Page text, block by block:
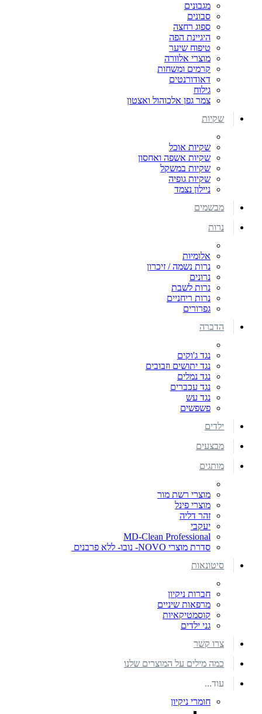
מגבונים
סבונים
ספוג רחצה
היגיינת הפה
טיפוח שיער
מוצרי אלוורה
קרמים ומשחות
דאודורנטים
גילוח
צמר גפן אלכוהול ואצטון
שקיות
שקיות אוכל
שקיות אשפה ואחסון
שקיות במשקל
שקיות גופיה
ניילון נצמד
מבשמים
נרות
אלומיות
נרות נשמה / זיכרון
נרונים
נרות לשבת
נרות ריחניים
גפרורים
הדברה
נגד ג'וקים
נגד יתושים וזבובים
נגד נמלים
נגד עכברים
נגד עש
פשפשים
ילדים
מבצעים
מותגים
מוצרי רשת מור
מוצרי פינל
זהר דליה
יעקבי
MD-Clean Professional
סדרת מוצרי NOVO- נובו- ללא פרבנים
סיטונאות
חברות ניקיון
מרפאות שיניים
קוסמטיקאיות
גני ילדים
צרו קשר
כמה מילים על המוצרים שלנו
עוד...
חומרי ניקיון